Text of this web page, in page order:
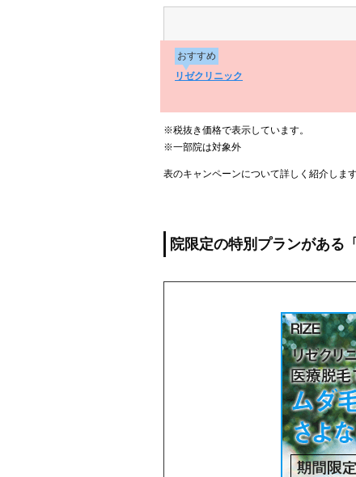
おすすめ
リゼクリニック
※税抜き価格で表示しています。
※一部院は対象外
表のキャンペーンについて詳しく紹介します
院限定の特別プランがある